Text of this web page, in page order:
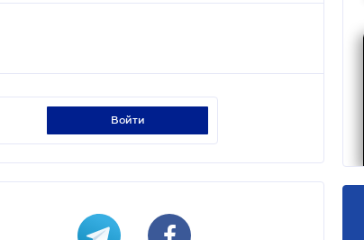
войти